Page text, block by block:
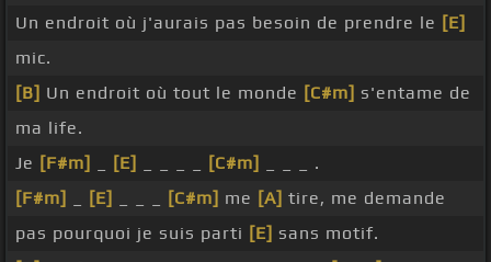
Un endroit où j'aurais pas besoin de prendre le [E]
mic.
[B] Un endroit où tout le monde [C#m] s'entame de
ma life.
Je [F#m] [E] [C#m]
_ _ _ .
[F#m]
[E] [C#m] me [A] tire, me demande
pas pourquoi je suis parti [E] sans motif.